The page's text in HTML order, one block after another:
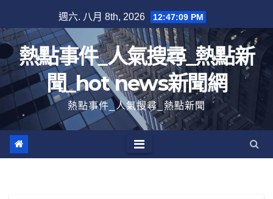
至
內
容
週六. 八月 8th, 2026 12:47:10 PM
熱點事件_人氣搜尋_熱點新
聞_hot news新聞網
熱點事件_人氣搜尋_熱點新聞